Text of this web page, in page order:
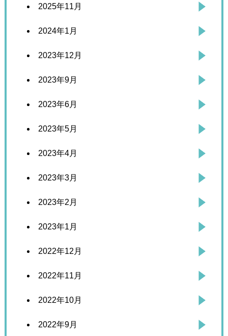
2025年11月
2024年1月
2023年12月
2023年9月
2023年6月
2023年5月
2023年4月
2023年3月
2023年2月
2023年1月
2022年12月
2022年11月
2022年10月
2022年9月